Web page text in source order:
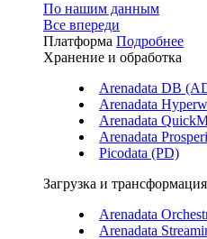
По нашим данным
Все впереди
Платформа Подробнее
Хранение и обработка
Arenadata DB
Arenadata
Arenadata
Arenadata
Picodata (PD)
Загрузка и трансформация
Arenadata
Arenadata